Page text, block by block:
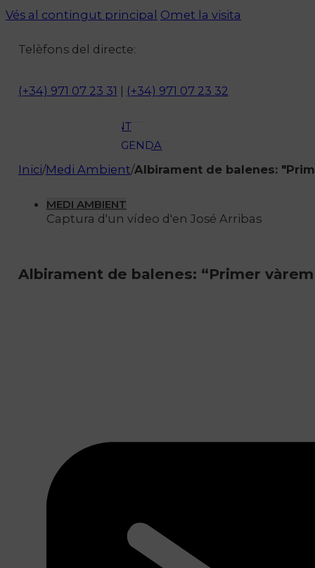
Vés al contingut principal Omet la visita
Telèfons del directe:
(+34) 971 07 23 31 (+34) 971 07 23 32
ACTUALITAT
OCI
ENTREVISTES
AMBIENT
AGENDA
En directe
Programació
Qui som?
Inici/Medi Ambient/Albirament de balenes:
Captura d'un vídeo d'en José Arribas
MEDI AMBIENT
Albirament de balenes: “Primer